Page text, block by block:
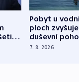
Pobyt u
ploch zvyšuje
duševní
ukázala
7. 8. 2026